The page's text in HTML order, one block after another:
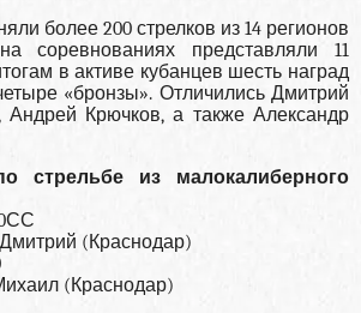
более 200 стрелков из 14 регионов
соревнованиях представляли 11
в активе кубанцев шесть наград
«бронзы». Отличились Дмитрий
Крючков, а также Александр
стрельбе из малокалиберного
(Краснодар)
(Краснодар)